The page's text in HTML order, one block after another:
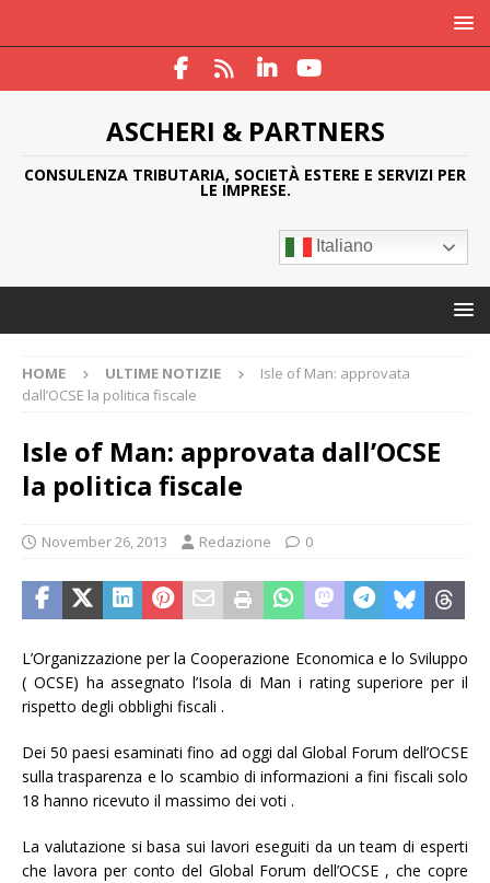
ASCHERI & PARTNERS
CONSULENZA TRIBUTARIA, SOCIETÀ ESTERE E SERVIZI PER
LE IMPRESE.
Italiano
HOME ULTIME NOTIZIE
Isle of Man: approvata
dall’OCSE la politica fiscale
Isle of Man: approvata dall’OCSE
la politica fiscale
November 26, 2013 Redazione 0
L’Organizzazione per la Cooperazione Economica e lo Sviluppo
( OCSE) ha assegnato l’Isola di Man i rating superiore per il
rispetto degli obblighi fiscali .
Dei 50 paesi esaminati fino ad oggi dal Global Forum dell’OCSE
sulla trasparenza e lo scambio di informazioni a fini fiscali solo
18 hanno ricevuto il massimo dei voti .
La valutazione si basa sui lavori eseguiti da un team di esperti
che lavora per conto del Global Forum dell’OCSE , che copre